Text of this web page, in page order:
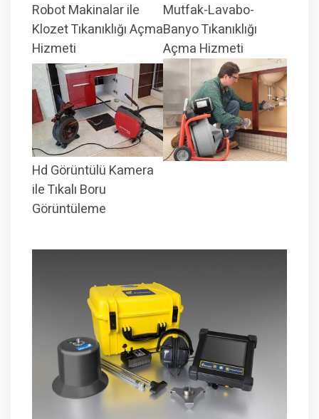
Robot Makinalar ile
Klozet Tıkanıklığı Açma
Hizmeti
Mutfak-Lavabo-
Banyo Tıkanıklığı
Açma Hizmeti
Hd Görüntülü Kamera
ile Tıkalı Boru
Görüntüleme